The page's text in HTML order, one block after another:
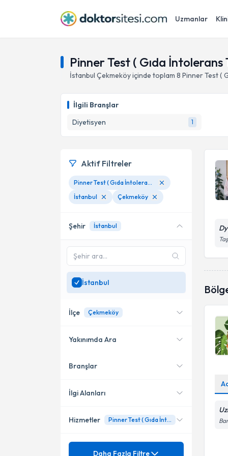
Uzmanlar
Pinner Test ( Gıda
İstanbul Çekmeköyiçinde toplam 8 Pinner Test (
İlgili Branşlar
Diyetisyen
1
Aktif Filtreler
Pinner Test ( Gıda İntolerans Testi)
İstanbul
Çekmeköy
Şehir İstanbul
İstanbul
İlçe Çekmeköy
Bakırköy
Ataşehir
Yakınımda Ara
Konumuma yakın uzmanları
Branşlar
Diyetisyen
İlgi Alanları
6 – 24 aylık bebek beslenmesi
Hizmetler Pinner Test ( Gıda İntolerans Testi)
Mezuniyet
Daha Fazla Filtre